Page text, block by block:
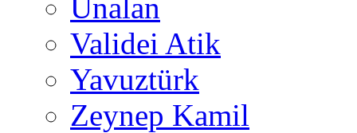
Ünalan
Validei Atik
Yavuztürk
Zeynep Kamil